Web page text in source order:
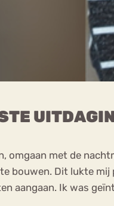
omgaan met de
bouwen. Dit lukte mij
aangaan. Ik was